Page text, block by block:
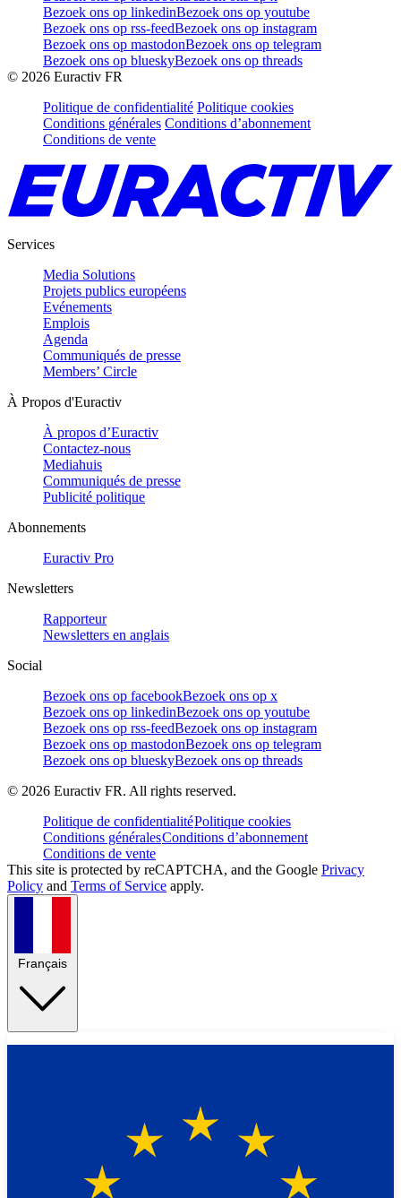
Bezoek ons op linkedinBezoek ons op youtube
Bezoek ons op rss-feedBezoek ons op instagram
Bezoek ons op mastodonBezoek ons op telegram
Bezoek ons op blueskyBezoek ons op threads
© 2026 Euractiv FR
Politique de confidentialité Politique cookies
Conditions générales Conditions d’abonnement
Conditions de vente
Services
Media Solutions
Projets publics européens
Evénements
Emplois
Agenda
Communiqués de presse
Members’ Circle
À Propos d'Euractiv
À propos d’Euractiv
Contactez-nous
Mediahuis
Communiqués de presse
Publicité politique
Abonnements
Euractiv Pro
Newsletters
Rapporteur
Newsletters en anglais
Social
Bezoek ons op facebookBezoek ons op x
Bezoek ons op linkedinBezoek ons op youtube
Bezoek ons op rss-feedBezoek ons op instagram
Bezoek ons op mastodonBezoek ons op telegram
Bezoek ons op blueskyBezoek ons op threads
© 2026 Euractiv FR. All rights reserved.
Politique de confidentialitéPolitique cookies
Conditions généralesConditions d’abonnement
Conditions de vente
This site is protected by reCAPTCHA, and the Google Privacy
Policy and Terms of Service apply.
Français